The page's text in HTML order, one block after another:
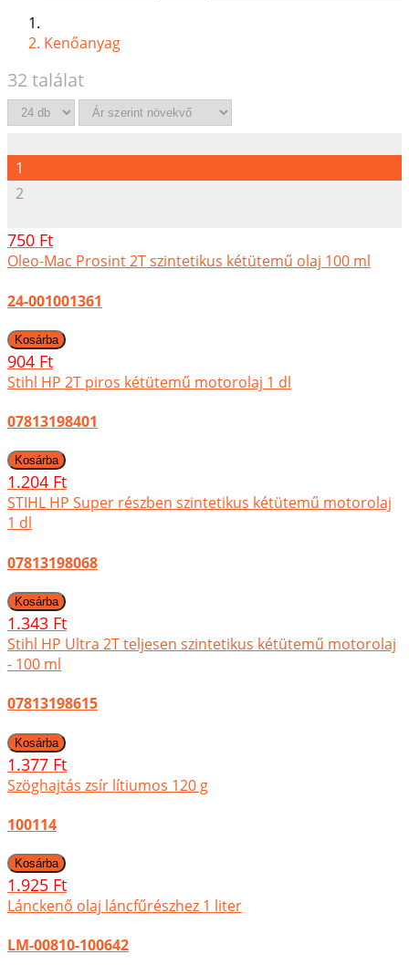
Kenőanyag
32 találat
1
2
750 Ft
Oleo-Mac Prosint 2T szintetikus kétütemű olaj 100 ml
24-001001361
904 Ft
Stihl HP 2T piros kétütemű motorolaj 1 dl
07813198401
1.204 Ft
STIHL HP Super részben szintetikus kétütemű motorolaj
1 dl
07813198068
1.343 Ft
Stihl HP Ultra 2T teljesen szintetikus kétütemű motorolaj
- 100 ml
07813198615
1.377 Ft
Szöghajtás zsír lítiumos 120 g
100114
1.925 Ft
Lánckenő olaj láncfűrészhez 1 liter
LM-00810-100642